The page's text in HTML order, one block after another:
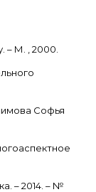
– М. , 2000.
Софья
– 2014. – №